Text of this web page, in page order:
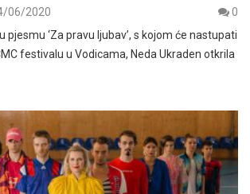
06/2020
0
pjesmu ‘Za pravu ljubav’, s kojom će nastupati
festivalu u Vodicama, Neda Ukraden otkrila